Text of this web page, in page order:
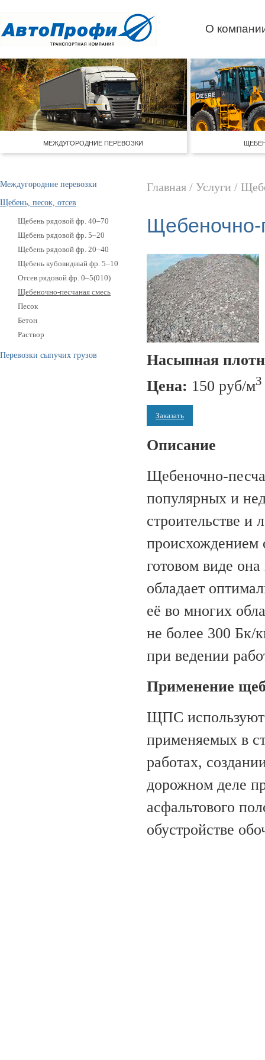
О
МЕЖДУГОРОДНИЕ ПЕРЕВОЗКИ
Междугородние перевозки
Щебень, песок, отсев
Щебень рядовой фр. 40–70
Щебень рядовой фр. 5–20
Щебень рядовой фр. 20–40
Щебень кубовидный фр. 5–10
Отсев рядовой фр. 0–5(010)
Щебеночно-песчаная смесь
Песок
Бетон
Раствор
Перевозки сыпучих грузов
Главная / Услуги /
Щебеночно-
Насыпная
Цена: 150 руб/мЗ
Заказать
Описание
Щебеночно-
популярных и
строительстве
происхождением
готовом виде
обладает
её во многих
не более 300 Бк/
при ведении
Применение
ЩПС используют
применяемых в
работах,
дорожном деле
асфальтового
обустройстве